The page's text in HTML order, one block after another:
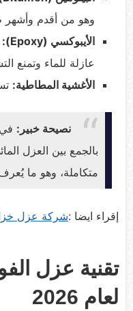
وهو من أقدم
الأيبوكسي (Epoxy):
عازلة للماء وتمنع
الأغشية المطاطية:
نصيحة خبير:
بالجمع بين العزل
متكاملة، وهو ما
إقراء ايضا :شركة عزل
تقنية عزل
لعام 2026